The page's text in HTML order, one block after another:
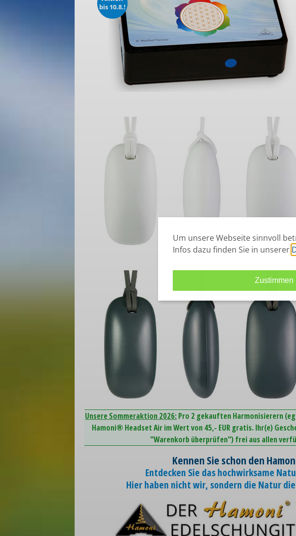
bis 10.8.!
Unsere Sommeraktion 2026: Pro 2 gekauften Harmonisierern
Hamoni® Headset Air im Wert von 45,- EUR gratis. Ihr(e)
"Warenkorb überprüfen") frei aus allen
Kennen Sie schon den
Entdecken Sie das hochwirksame
Hier haben nicht wir, sondern die Natur
Um unsere Webseite sinnvoll
Infos dazu finden Sie in unserer
Zustimmen